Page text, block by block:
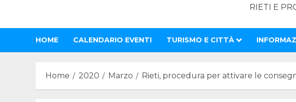
RIETI E
HOME CALENDARIO EVENTI TURISMO E CITTÀ
Home 2020 Marzo Rieti, procedura per attivare le